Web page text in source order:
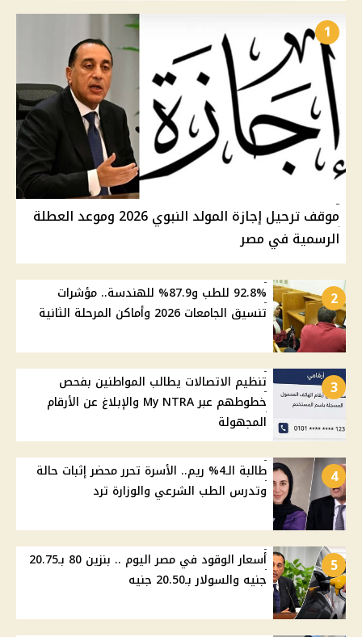
1
موقف ترحيل إجازة المولد النبوي 2026 وموعد العطلة
الرسمية في مصر
2
92.8% للطب و87.9% للهندسة.. مؤشرات
تنسيق الجامعات 2026 وأماكن المرحلة الثانية
3
تنظيم الاتصالات يطالب المواطنين بفحص
خطوطهم عبر My NTRA والإبلاغ عن الأرقام
المجهولة
4
طالبة الـ4% ريم.. الأسرة تحرر محضر إثبات حالة
وتدرس الطب الشرعي والوزارة ترد
5
أسعار الوقود في مصر اليوم .. بنزين 80 بـ20.75
جنيه والسولار بـ20.50 جنيه